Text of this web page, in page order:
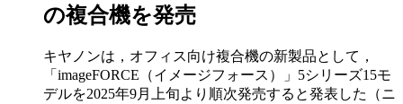
の複合機を発売
キヤノンは，オフィス向け複合機の新製品として，
「imageFORCE（イメージフォース）」5シリーズ15モ
デルを2025年9月上旬より順次発売すると発表した（ニ